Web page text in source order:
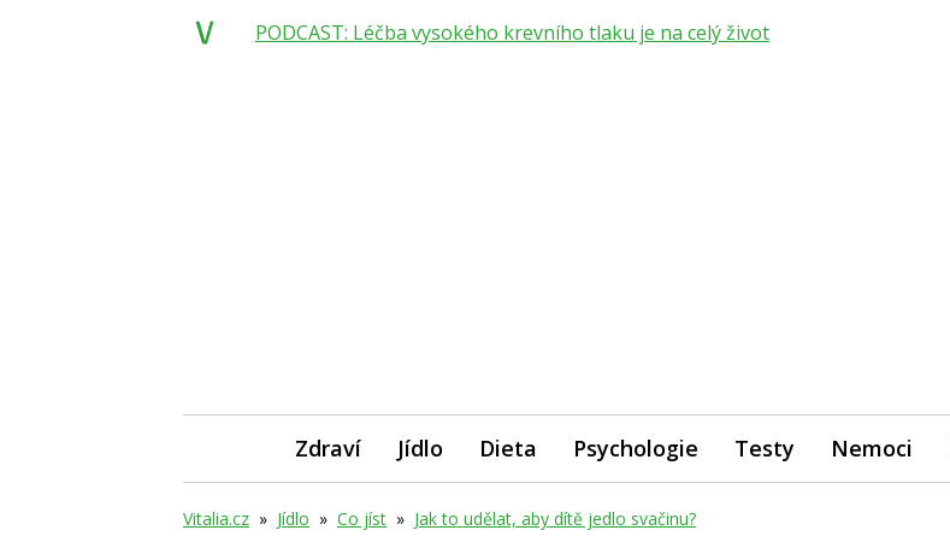
Zdraví Jídlo Dieta Psychologie Testy Nemoci
Vitalia.cz » Jídlo » Co jíst » Jak to udělat, aby dítě jedlo svačinu?
PODCAST: Léčba vysokého krevního tlaku je na celý život